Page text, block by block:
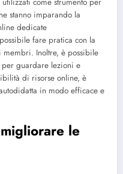
stanno imparando la
dedicate
fare pratica con la
Inoltre, è possibile
per guardare lezioni e
di risorse online, è
in modo efficace e
le